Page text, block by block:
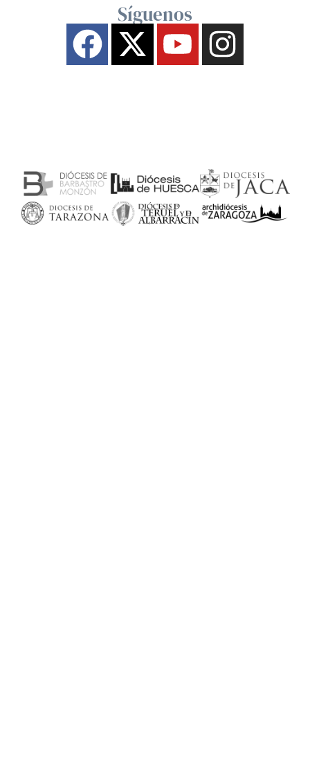
Síguenos